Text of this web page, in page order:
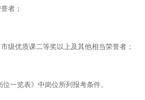
者；
级优质课二等奖以上及其他相当荣誉者；
一览表》中岗位所列报考条件。